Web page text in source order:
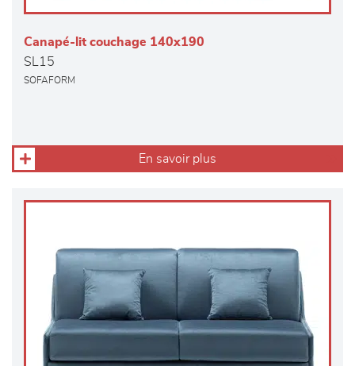
Canapé-lit couchage 140x190
SL15
SOFAFORM
En savoir plus